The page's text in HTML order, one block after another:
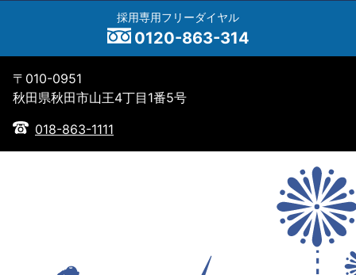
採用専用フリーダイヤル
0120-863-314
〒010-0951
秋田県秋田市山王4丁目1番5号
018-863-1111